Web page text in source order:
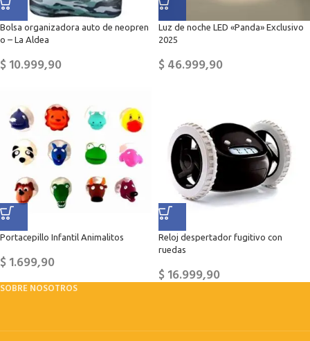
Bolsa organizadora auto de neopren
o – La Aldea
$10.999,90
Luz de noche LED «Panda» Exclusivo
2025
$46.999,90
Portacepillo Infantil Animalitos
$1.699,90
Reloj despertador fugitivo con
ruedas
$16.999,90
SOBRE NOSOTROS